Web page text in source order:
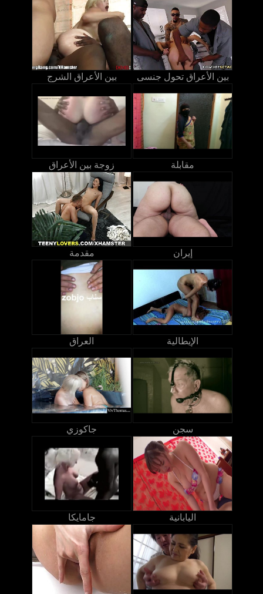
بين الأعراق الشرج بين الأعراق تحول جنسى
زوجة بين الأعراق مقابلة
مقدمة إيران
العراق الإيطالية
جاكوزي سجن
جامايكا اليابانية